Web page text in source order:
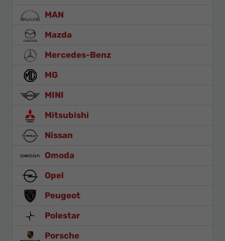
MAN
Mazda
Mercedes-Benz
MG
MINI
Mitsubishi
Nissan
Omoda
Opel
Peugeot
Polestar
Porsche